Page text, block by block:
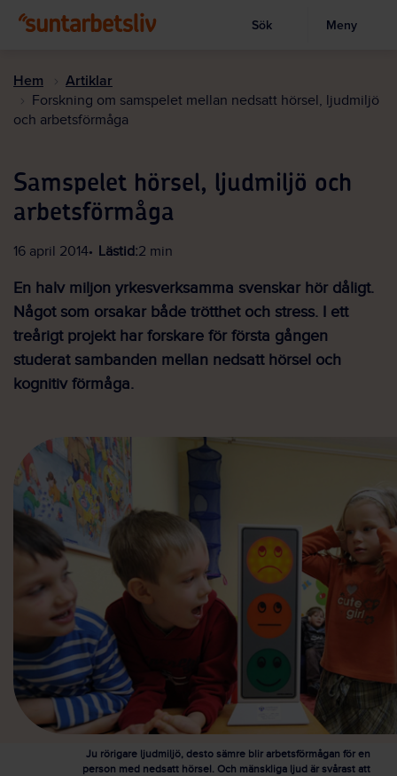
huvudinnehållet
Visa sökruta
Sök Meny
Hem Artiklar
Forskning om samspelet mellan nedsatt hörsel, ljudmiljö
och arbetsförmåga
Samspelet hörsel, ljudmiljö och
arbetsförmåga
16 april 2014 Lästid:2 min
En halv miljon yrkesverksamma svenskar hör dåligt.
Något som orsakar både trötthet och stress. I ett
treårigt projekt har forskare för första gången
studerat sambanden mellan nedsatt hörsel och
kognitiv förmåga.
Ju rörigare ljudmiljö, desto sämre blir arbetsförmågan för en
person med nedsatt hörsel. Och mänskliga ljud är svårast att